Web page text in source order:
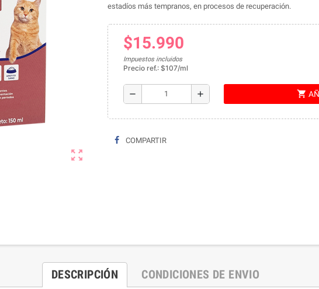
zoom_out_map
estadíos más tempranos, en procesos de recuperación.
$15.990
Impuestos incluidos
Precio ref.: $107/ml
remove add shopping_cart
COMPARTIR
DESCRIPCIÓN CONDICIONES DE ENVIO